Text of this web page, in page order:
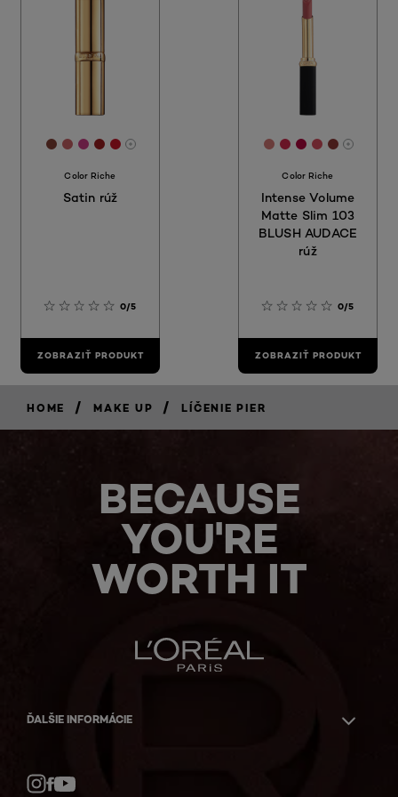
[Color]: #854237
[Color]: #Cc6267
[Color]: #Ce3d88
[Color]: #9f1f20
[Color]: #Cc1628
More shades are available
Color Riche
Satin rúž
0/5
ZOBRAZIŤ PRODUKT
[Color]: #d57a77
[Color]: #d32b4f
[Color]:
[Color]:
[Color]:
More
Color Riche
Intense Volume
Matte Slim 103
BLUSH AUDACE
rúž
0/5
ZOBRAZIŤ PRODUKT
HOME / MAKE UP / LÍČENIE PIER
BECAUSE
YOU'RE
WORTH IT
ĎALŠIE INFORMÁCIE